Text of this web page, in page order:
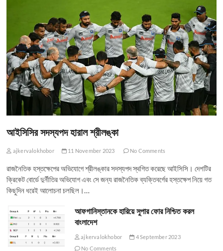
আইসিসির সদস্যপদ হারাল শ্রীলঙ্কা
ajkervalokhobor 11 November 2023 No Comments
রাজনৈতিক হস্তক্ষেপের অভিযোগে শ্রীলঙ্কার সদস্যপদ স্থগিত করেছে আইসিসি। দেশটির
ক্রিকেট বোর্ডে দুর্নীতির অভিযোগ এবং সে জন্য রাজনৈতিক ব্যক্তিবর্গের হস্তক্ষেপ নিয়ে গত
কিছুদিন ধরেই আলোচনা চলছিল।…
আফগানিস্তানকে হারিয়ে সুপার ফোর নিশ্চিত করল
বাংলাদেশ
ajkervalokhobor
4 September 2023
No Comments